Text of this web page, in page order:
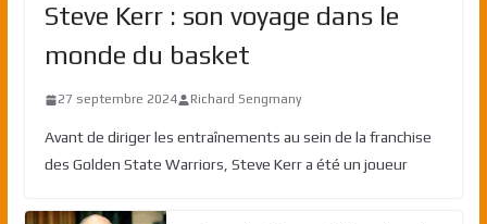
Steve Kerr : son voyage dans le
monde du basket
27 septembre 2024 Richard Sengmany
Avant de diriger les entraînements au sein de la franchise
des Golden State Warriors, Steve Kerr a été un joueur